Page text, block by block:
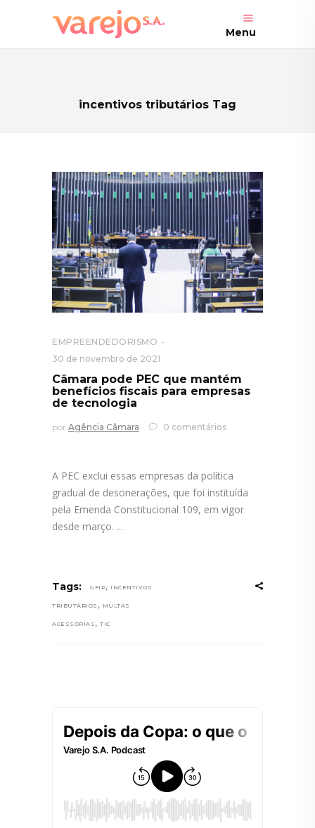
Menu
incentivos tributários Tag
EMPREENDEDORISMO
30 de novembro de 2021
Câmara pode PEC que mantém
benefícios fiscais para empresas
de tecnologia
por Agência Câmara 0 comentários
A PEC exclui essas empresas da política
gradual de desonerações, que foi instituída
pela Emenda Constitucional 109, em vigor
desde março.
Tags: GFIP, INCENTIVOS
TRIBUTÁRIOS , MULTAS
ACESSÓRIAS , TIC